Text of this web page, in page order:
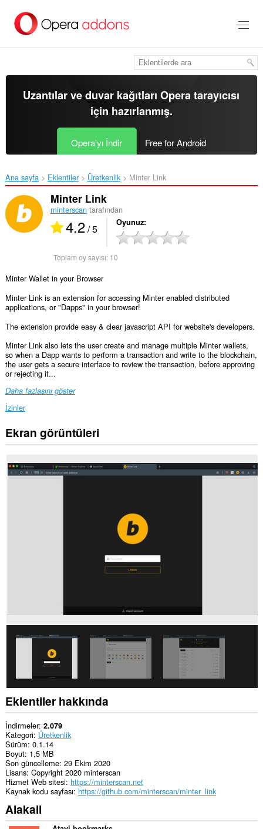
içeriğe
Uzantılar ve duvar kağıtlarıOpera tarayıcısı
için hazırlanmış.
Opera'yı İndir Free for Android
Ana sayfa Eklentiler Üretkenlik Minter Link‎
Minter Link
minterscantarafından
4.2/ 5 Oyunuz
Toplam oy sayısı: 10
Minter Wallet in your Browser
Minter Link is an extension for accessing Minter enabled distributed
applications, or "Dapps" in your browser!
The extension provide easy & clear javascript API for website's developers.
Minter Link also lets the user create and manage multiple Minter wallets,
so when a Dapp wants to perform a transaction and write to the blockchain,
the user gets a secure interface to review the transaction, before approving
or rejecting it...
Daha fazlasını göster
İzinler
Bu
eklenti,
web
sitelerindeki
Ekran görüntüleri
Eklentiler hakkında
İndirmeler 2.079
Kategori Üretkenlik
Sürüm 0.1.14
Boyut 1,5 MB
Son güncelleme 29 Ekim 2020
Lisans Copyright 2020 minterscan
Hizmet Web sitesi https://minterscan.net
Kaynak kodu sayfası https://github.com/minterscan/minter_link
Alakali